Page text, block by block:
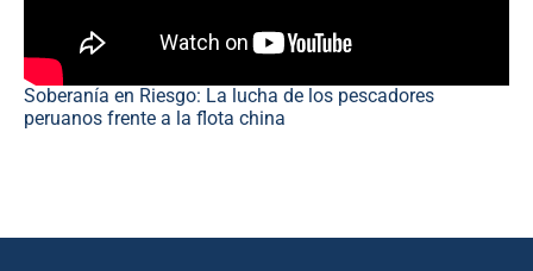
Soberanía en Riesgo: La lucha de los pescadores
peruanos frente a la flota china